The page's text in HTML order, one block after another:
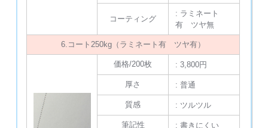
コーティング
: ラミネート
有 ツヤ無
6.コート250kg（ラミネート有 ツヤ有）
価格/200枚 : 3,800円
厚さ : 普通
質感 : ツルツル
筆記性 : 書きにくい